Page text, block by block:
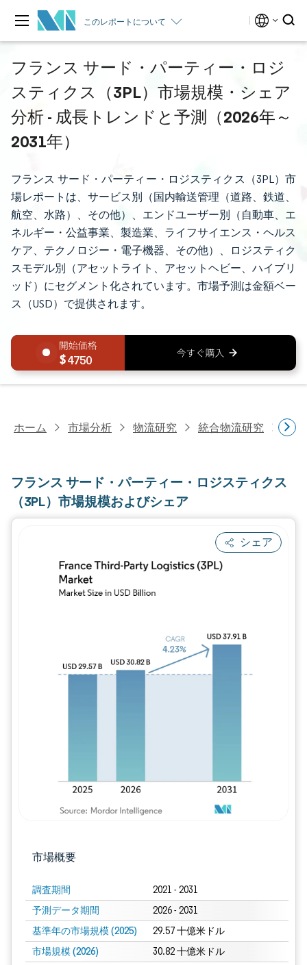
このレポートについて
フランス サード・パーティー・ロジ
スティクス（3PL）市場規模・シェア
分析 - 成長トレンドと予測（2026年～
2031年）
フランス サード・パーティー・ロジスティクス（3PL）市
場レポートは、サービス別（国内輸送管理（道路、鉄道、
航空、水路）、その他）、エンドユーザー別（自動車、エ
ネルギー・公益事業、製造業、ライフサイエンス・ヘルス
ケア、テクノロジー・電子機器、その他）、ロジスティク
スモデル別（アセットライト、アセットヘビー、ハイブリ
ッド）にセグメント化されています。市場予測は金額ベー
ス（USD）で提供されます。
4750
ホーム 市場分析 物流研究 統合物流研究 フ
フランス サード・パーティー・ロジスティクス
（3PL）市場規模およびシェア
シェア
市場概要
調査期間 2021 - 2031
予測データ期間 2026 - 2031
基準年の市場規模 (2025) 29.57 十億米ドル
市場規模 (2026) 30.82 十億米ドル